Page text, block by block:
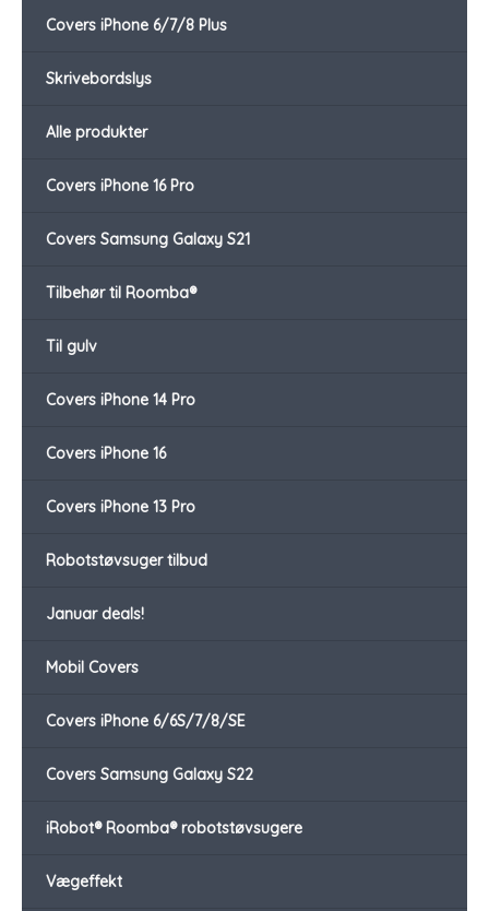
Covers iPhone 6/7/8 Plus
Skrivebordslys
Alle produkter
Covers iPhone 16 Pro
Covers Samsung Galaxy S21
Tilbehør til Roomba®
Til gulv
Covers iPhone 14 Pro
Covers iPhone 16
Covers iPhone 13 Pro
Robotstøvsuger tilbud
Januar deals!
Mobil Covers
Covers iPhone 6/6S/7/8/SE
Covers Samsung Galaxy S22
iRobot® Roomba® robotstøvsugere
Vægeffekt